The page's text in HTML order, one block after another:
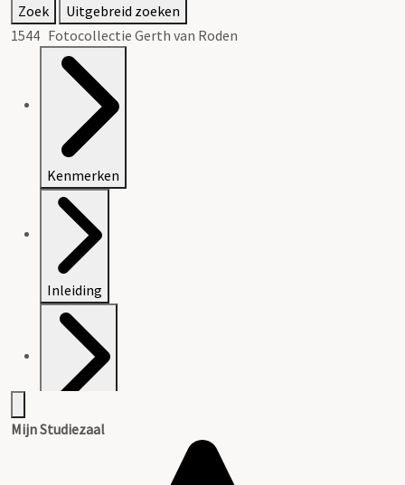
Zoek
Uitgebreid zoeken
1544 Fotocollectie Gerth van Roden
Kenmerken
Inleiding
Mijn Studiezaal